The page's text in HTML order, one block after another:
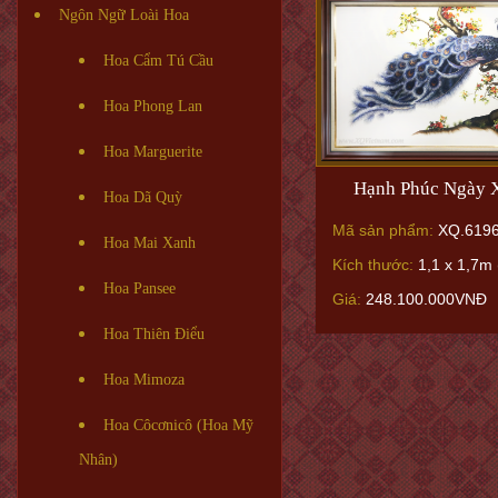
Ngôn Ngữ Loài Hoa
Hoa Cẩm Tú Cầu
Hoa Phong Lan
Hoa Marguerite
Hoa Dã Quỳ
Hoa Mai Xanh
Hoa Pansee
Hoa Thiên Điểu
Hoa Mimoza
Hoa Côcơnicô (Hoa Mỹ
Nhân)
Hạnh Phúc Ngày
Mã sản phẩm:
Kích thước: 1,1 x 1,7m
Giá: 248.100.000VNĐ